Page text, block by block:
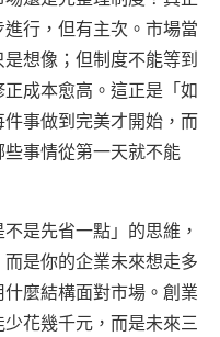
行，但有主次。市場當
想像；但制度不能等到
成本愈高。這正是「如
事做到完美才開始，而
事情從第一天就不能
是先省一點」的思維，
是你的企業未來想走多
麼結構面對市場。創業
花幾千元，而是未來三